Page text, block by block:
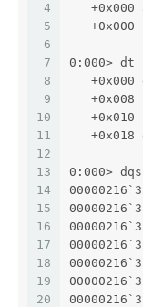
4
5
6
7
8
9
10
11
12
13
14
15
16
17
18
19
20
+0x000
+0x000
0:000> dt
+0x000
+0x008
+0x010
+0x018
0:000>